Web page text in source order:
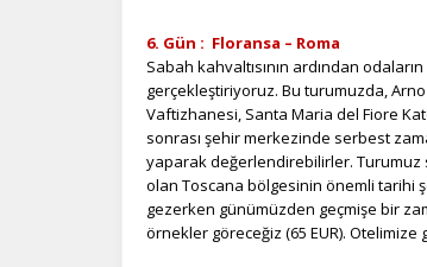
6. Gün : Floransa – Roma
Sabah kahvaltısının ardından
gerçekleştiriyoruz. Bu turumuzda,
Vaftizhanesi, Santa Maria del Fiore
sonrası şehir merkezinde serbest
yaparak değerlendirebilirler. Turumuz
olan Toscana bölgesinin önemli tarihi
gezerken günümüzden geçmişe bir
örnekler göreceğiz (65 EUR). Otelimize